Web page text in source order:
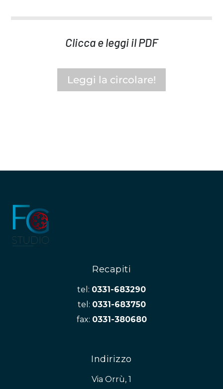
Clicca e leggi il PDF
Leggi la circolare!
Recapiti
tel: 0331-683290
tel: 0331-683750
fax: 0331-380680
Indirizzo
Via Orrù, 1